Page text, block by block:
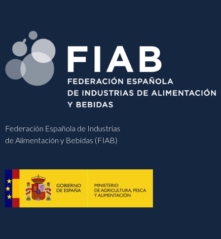
Federación Española de Industrias
de Alimentación y Bebidas (FIAB)